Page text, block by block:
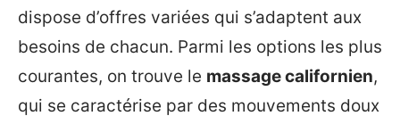
dispose d’offres variées qui s’adaptent aux
besoins de chacun. Parmi les options les plus
courantes, on trouve le massage californien,
qui se caractérise par des mouvements doux